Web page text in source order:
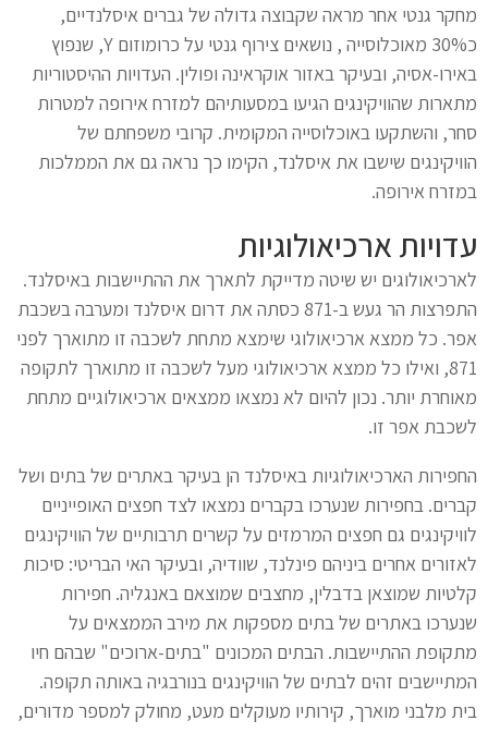
מחקר גנטי אחר מראה שקבוצה גדולה של גברים איסלנדיים,
כ30% מאוכלוסייה , נושאים צירוף גנטי על כרומוזום Y, שנפוץ
באירו-אסיה, ובעיקר באזור אוקראינה ופולין. העדויות ההיסטוריות
מתארות שהוויקינגים הגיעו במסעותיהם למזרח אירופה למטרות
סחר, והשתקעו באוכלוסייה המקומית. קרובי משפחתם של
הוויקינגים שישבו את איסלנד, הקימו כך נראה גם את הממלכות
במזרח אירופה.
עדויות ארכיאולוגיות
לארכיאולוגים יש שיטה מדייקת לתארך את ההתיישבות באיסלנד.
התפרצות הר געש ב-871 כסתה את דרום איסלנד ומערבה בשכבת
אפר. כל ממצא ארכיאולוגי שימצא מתחת לשכבה זו מתוארך לפני
871, ואילו כל ממצא ארכיאולוגי מעל לשכבה זו מתוארך לתקופה
מאוחרת יותר. נכון להיום לא נמצאו ממצאים ארכיאולוגיים מתחת
לשכבת אפר זו.
החפירות הארכיאולוגיות באיסלנד הן בעיקר באתרים של בתים ושל
קברים. בחפירות שנערכו בקברים נמצאו לצד חפצים האופייניים
לוויקינגים גם חפצים המרמזים על קשרים תרבותיים של הוויקינגים
לאזורים אחרים ביניהם פינלנד, שוודיה, ובעיקר האי הבריטי: סיכות
קלטיות שמוצאן בדבלין, מחצבים שמוצאם באנגליה. חפירות
שנערכו באתרים של בתים מספקות את מירב הממצאים על
מתקופת ההתיישבות. הבתים המכונים "בתים-ארוכים" שבהם חיו
המתיישבים זהים לבתים של הוויקינגים בנורבגיה באותה תקופה.
בית מלבני מוארך, קירותיו מעוקלים מעט, מחולק למספר מדורים,